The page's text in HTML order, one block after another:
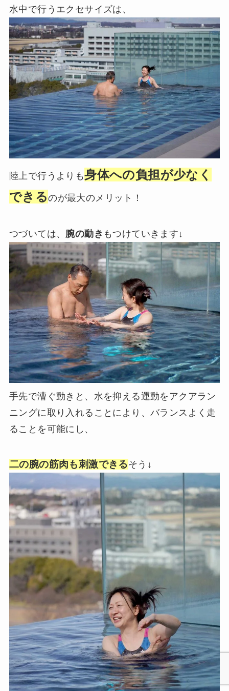
水中で行うエクセサイズは、
陸上で行うよりも身体への負担が少なく
できるのが最大のメリット！
つづいては、 腕の動き もつけていきます↓
手先で漕ぐ動きと、水を抑える運動をアクアラン
ニングに取り入れることにより、バランスよく走
ることを可能にし、
二の腕の筋肉も刺激できるそう↓